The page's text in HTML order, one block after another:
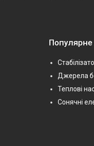
Джерела
Теплові
Сонячні